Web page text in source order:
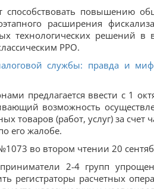
повышению
расширения
технологических решений в
РРО.
службы: правда и
предлагается ввести с 1
возможность
товаров (работ, услуг) за счет
его жалобе.
во втором чтении 20
2-4 групп
регистраторы расчетных